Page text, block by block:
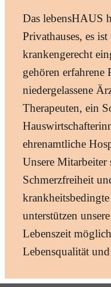
Das lebensHAUS
Privathauses, es
krankengerecht
gehören erfahrene
niedergelassene
Therapeuten, ein
ehrenamtliche
Unsere Mitarbeiter
Schmerzfreiheit
unterstützen
Lebenszeit
Lebensqualität